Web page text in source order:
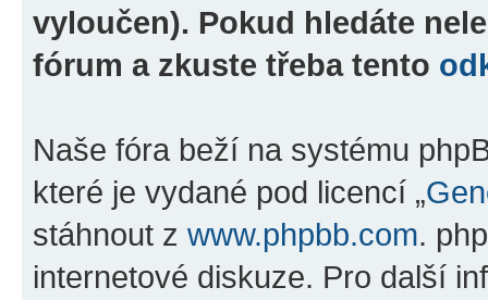
vyloučen). Pokud hledáte
fórum a zkuste třeba tento
Naše fóra beží na systému
které je vydané pod licencí „
stáhnout z www.phpbb.com.
internetové diskuze. Pro další